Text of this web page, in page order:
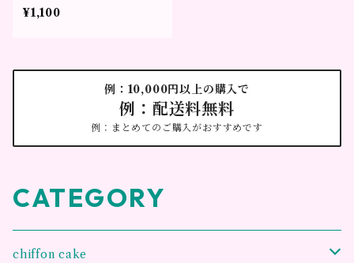
¥1,100
例：10,000円以上の購入で
例：配送料無料
例：まとめてのご購入がおすすめです
CATEGORY
chiffon cake